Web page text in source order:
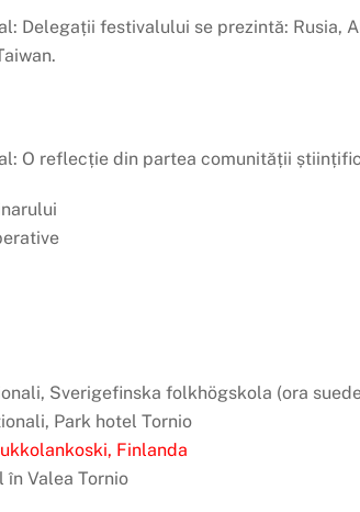
Delegații festivalului se prezintă: Rusia,
O reflecție din partea comunității
Sverigefinska folkhögskola (ora
Park hotel Tornio
Finlanda
Valea Tornio